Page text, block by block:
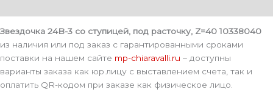
Звездочка 24B-3 со ступицей, под расточку, Z=40 10338040
из наличия или под заказ с гарантированными сроками
поставки на нашем сайте mp-chiaravalli.ru – доступны
варианты заказа как юр.лицу с выставлением счета, так и
оплатить QR-кодом при заказе как физическое лицо.